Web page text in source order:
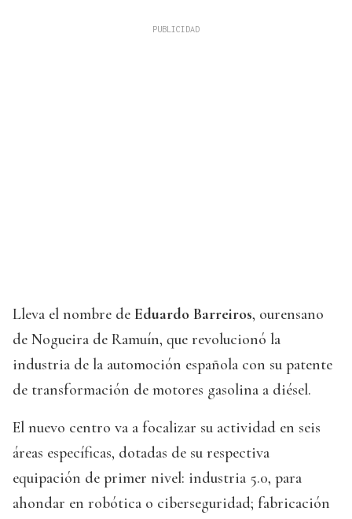
Lleva el nombre de Eduardo Barreiros, ourensano
de Nogueira de Ramuín, que revolucionó la
industria de la automoción española con su patente
de transformación de motores gasolina a diésel.
El nuevo centro va a focalizar su actividad en seis
áreas específicas, dotadas de su respectiva
equipación de primer nivel: industria 5.0, para
ahondar en robótica o ciberseguridad; fabricación